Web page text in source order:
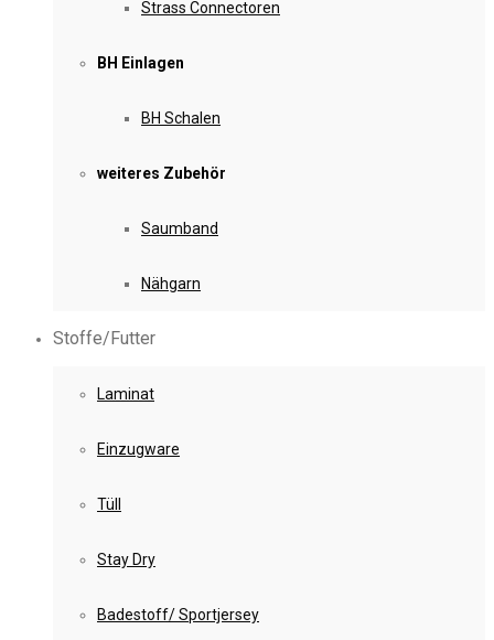
Strass Connectoren
BH Einlagen
BH Schalen
weiteres Zubehör
Saumband
Nähgarn
Stoffe/Futter
Laminat
Einzugware
Tüll
Stay Dry
Badestoff/ Sportjersey